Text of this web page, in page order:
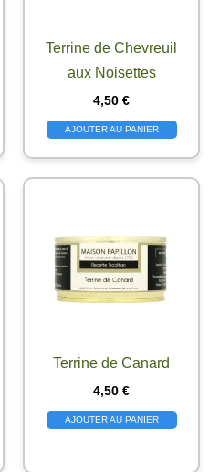
Terrine de Chevreuil
aux Noisettes
4,50 €
AJOUTER AU PANIER
Terrine de Canard
4,50 €
AJOUTER AU PANIER